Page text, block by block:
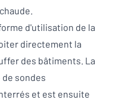
d'utilisation de la
directement la
des bâtiments. La
sondes
et est ensuite